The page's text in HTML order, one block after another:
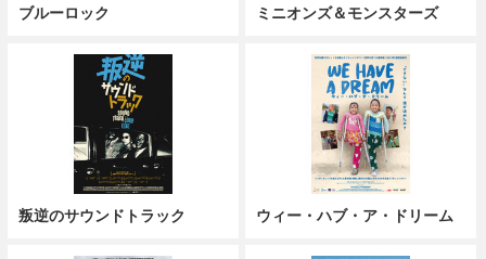
ブルーロック ミニオンズ＆モンスターズ
叛逆のサウンドトラック ウィー・ハブ・ア・ドリーム